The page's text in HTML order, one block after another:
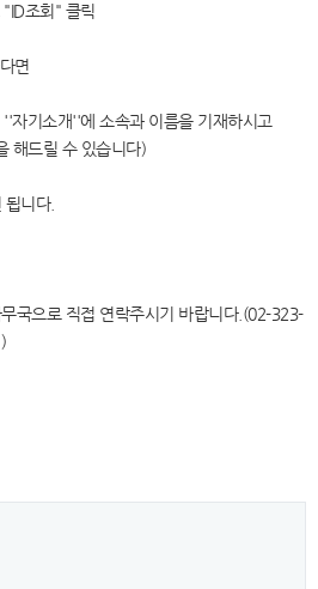
조회" 클릭
면
자기소개''에 소속과 이름을 기재하시고
해드릴 수 있습니다)
니다.
국으로 직접 연락주시기 바랍니다.(02-323-